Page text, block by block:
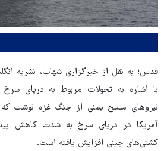
قدس؛ به نقل از خبرگزاری شهاب، نشریه
با اشاره به تحولات مربوط به دریای سرخ
نیروهای مسلح یمنی از جنگ غزه نوشت
آمریکا در دریای سرخ به شدت کاهش
کشتی‌های چینی افزایش یافته است.